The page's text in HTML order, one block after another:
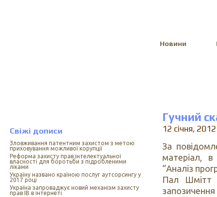
Новини
Свіжі дописи
Зловживання патентним захистом з метою
приховування можливої корупції
Реформа захисту прав інтелектуальної
власності для боротьби з підробленими
ліками
Україну названо країною послуг аутсорсингу у
2017 році
Україна запроваджує новий механізм захисту
прав ІВ в інтернеті
Гучний
12 січня, 2012
За
матеріал,
“Аналіз
Пал Шмітт